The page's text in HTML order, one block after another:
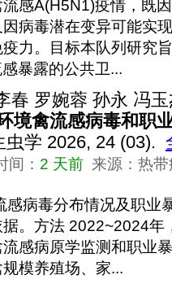
感A(H5N1)疫情，既
病毒潜在变异可能实
力。目标本队列研究
暴露的公共卫...
春 罗婉蓉 孙永 冯
境禽流感病毒和职
学 2026, 24 (03).
间： 2 天前 来源：热
感病毒分布情况及职业
。方法 2022~2024年
感病原学监测和职业
模养殖场、家...